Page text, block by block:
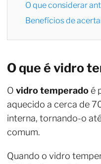
O que considerar
Benefícios de
O que é vidro
O vidro temperado é
aquecido a cerca de
interna, tornando-o
comum.
Quando o vidro